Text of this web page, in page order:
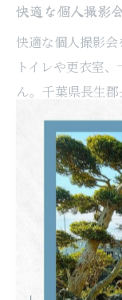
快適な個人撮影
快適な個人撮影
トイレや更衣室
ん。千葉県長生
らの基本的な条
う。特に長時間
ペースや飲食の
また、アクセス
搬入のしやすさ
実していて安心
の搬入もスムー